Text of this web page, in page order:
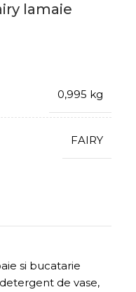
lamaie
0,995 kg
FAIRY
si bucatarie
detergent de vase,